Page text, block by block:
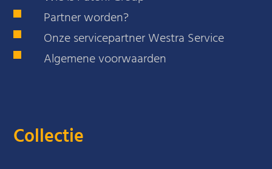
Partner worden?
Onze servicepartner Westra Service
Algemene voorwaarden
Collectie